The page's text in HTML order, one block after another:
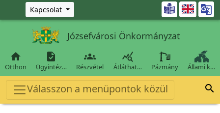
Ugrás a fő tartalomra
Kapcsolat 
Józsefvárosi Önkormányzat

Otthon

Ügyintéz…

Részvétel

Átláthat… Pázmány Állami k…
Válasszon a menüpontok közül 